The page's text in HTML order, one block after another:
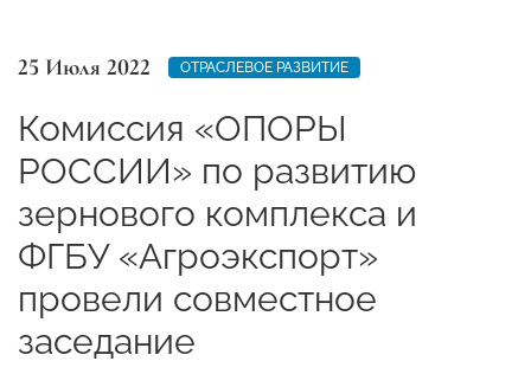
25 Июля 2022 ОТРАСЛЕВОЕ РАЗВИТИЕ
Комиссия «ОПОРЫ
РОССИИ» по развитию
зернового комплекса и
ФГБУ «Агроэкспорт»
провели совместное
заседание